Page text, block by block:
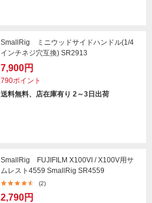
SmallRig ミニウッドサイドハンドル(1/4
インチネジ穴互換) SR2913
7,900円
790ポイント
送料無料、店在庫有り 2～3日出荷
SmallRig FUJIFILM X100VI / X100V用サ
ムレスト4559 SmallRig SR4559
(2)
2,790円